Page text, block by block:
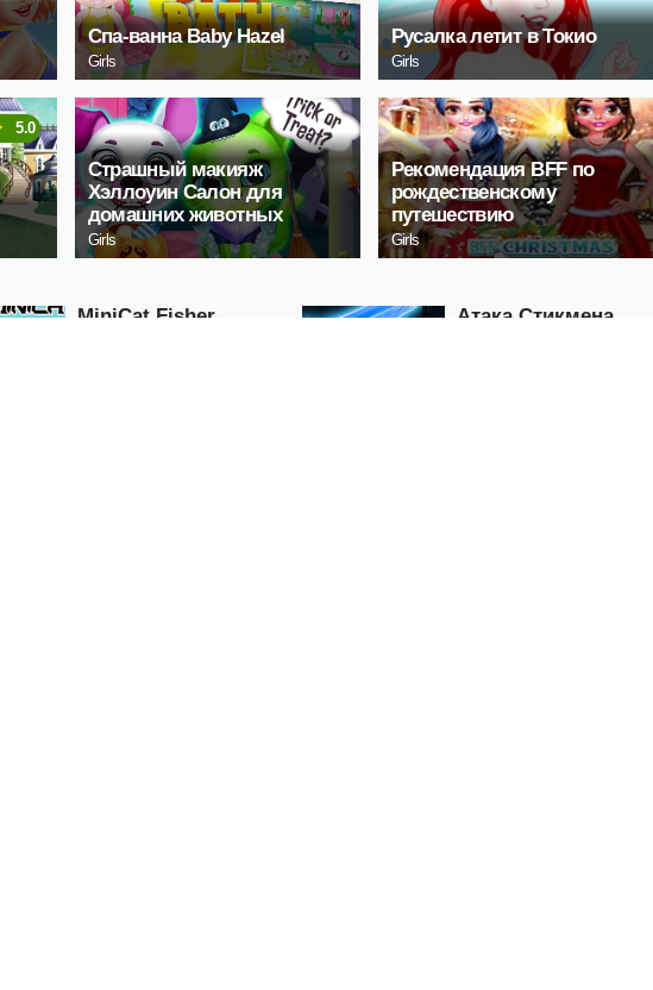
Спа-ванна Baby Hazel
Girls
Русалка летит в Токио
Girls
5.0
Страшный макияж
Хэллоуин Салон для
домашних животных
Girls
Рекомендация BFF по
рождественскому
путешествию
Girls
MiniCat Fisher Атака Стикмена